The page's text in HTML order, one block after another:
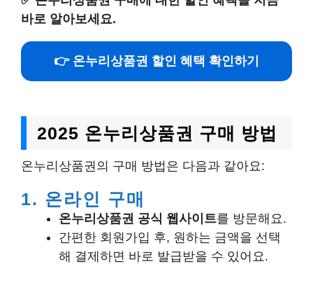
바로 알아보세요.
👉 온누리상품권 할인 혜택 확인하기
2025 온누리상품권 구매 방법
온누리상품권의 구매 방법은 다음과 같아요:
1. 온라인 구매
온누리상품권 공식 웹사이트를 방문해요.
간편한 회원가입 후, 원하는 금액을 선택
해 결제하면 바로 발급받을 수 있어요.